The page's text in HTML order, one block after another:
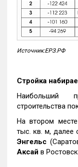
Источник:ЕРЗ.РФ
Стройка
Наибольший
строительства
На втором месте
тыс. кв. м, далее
Энгельс
Аксай в